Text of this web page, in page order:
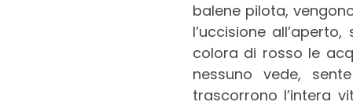
balene pilota,
l’uccisione
colora di rosso le
nessuno vede,
trascorrono l’intera